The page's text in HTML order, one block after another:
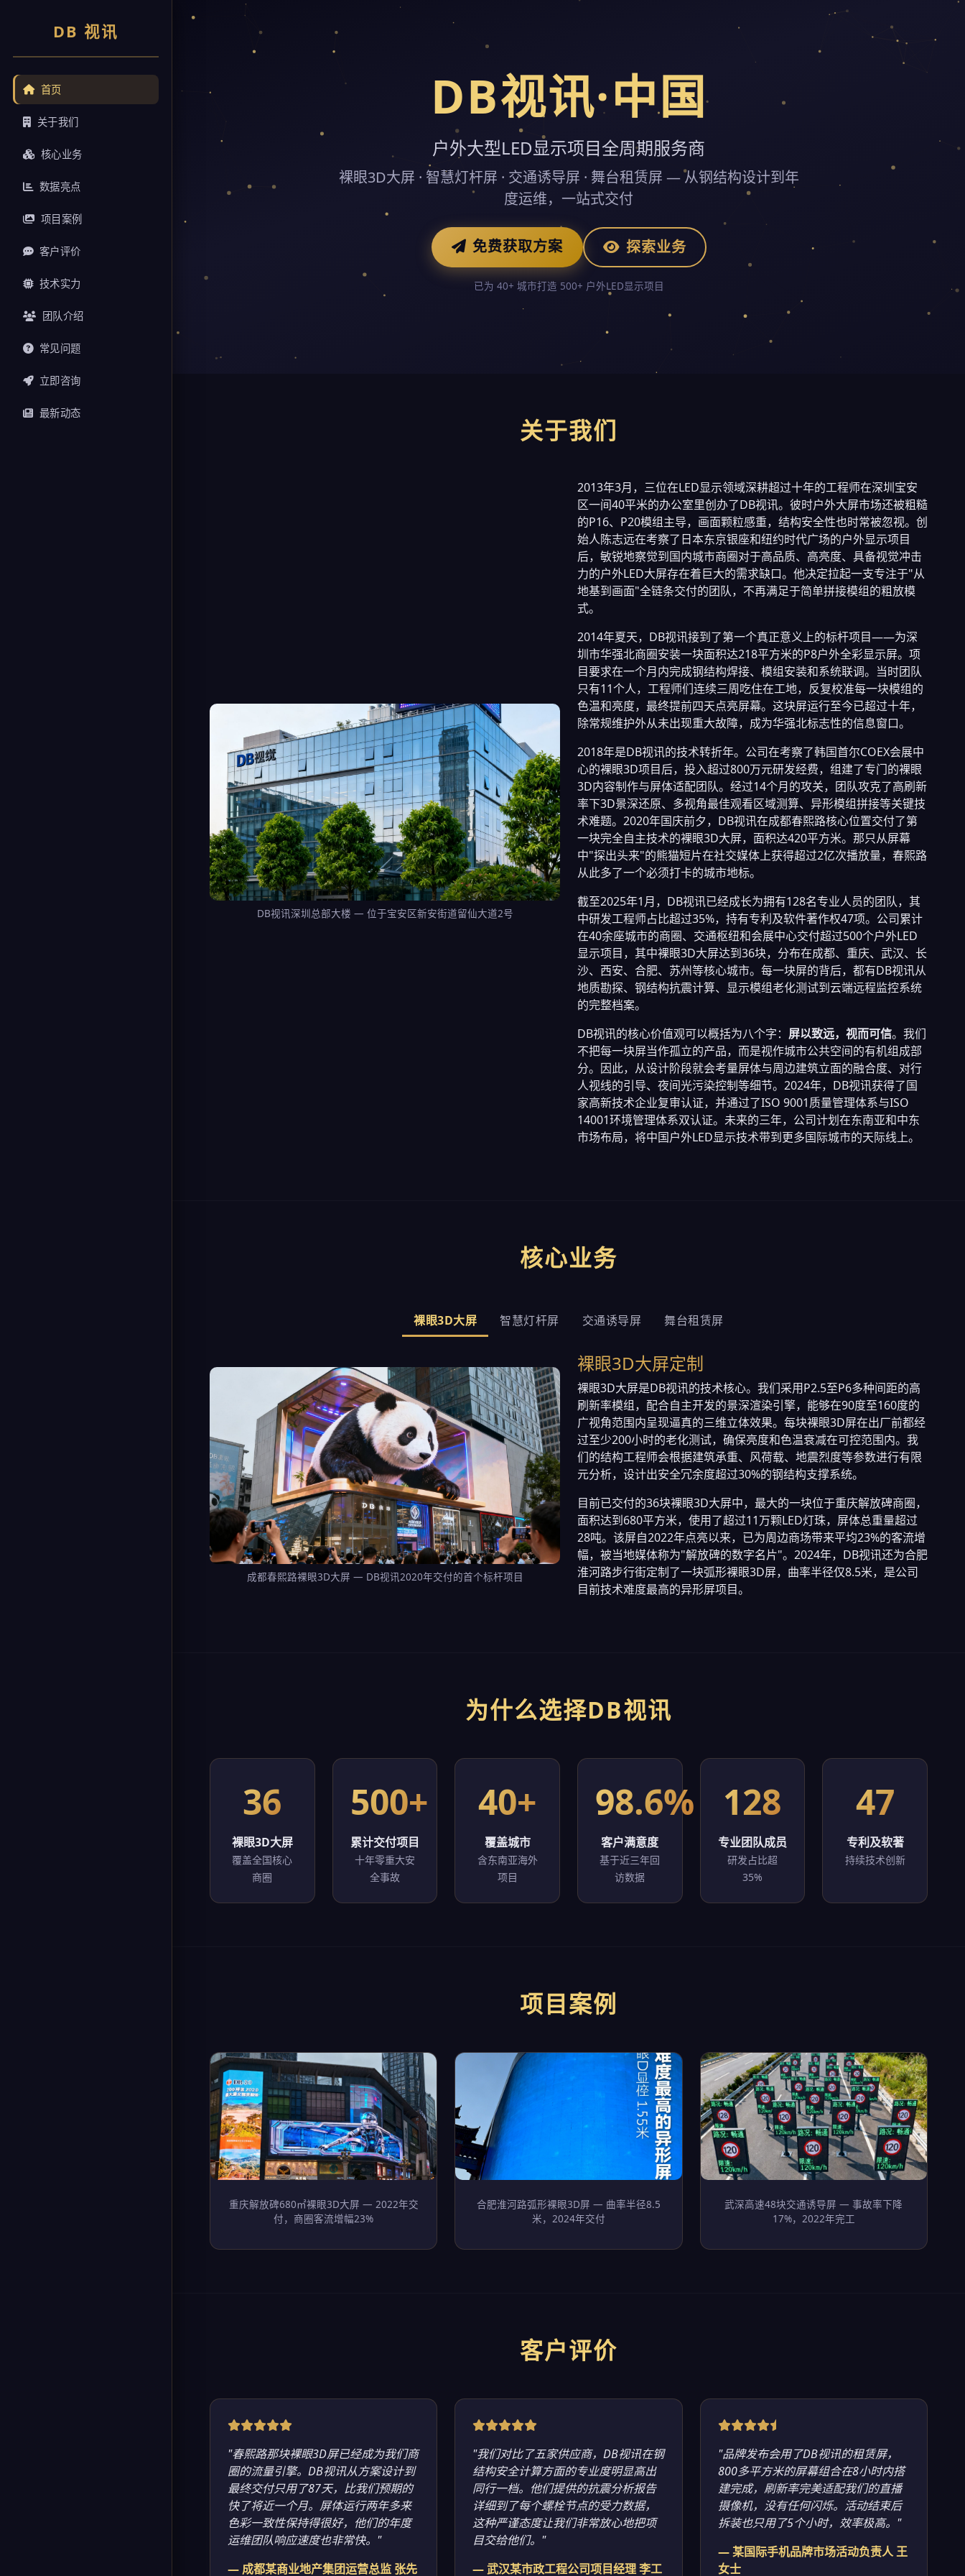
DB 视讯
首页
关于我们
核心业务
数据亮点
项目案例
客户评价
技术实力
团队介绍
常见问题
立即咨询
最新动态
DB视讯·中国
户外大型LED显示项目全周期服务商
裸眼3D大屏 · 智慧灯杆屏 · 交通诱导屏 · 舞台租赁屏 — 从钢结构设计到年
度运维，一站式交付
免费获取方案 探索业务
已为 40+ 城市打造 500+ 户外LED显示项目
关于我们
DB视讯深圳总部大楼 — 位于宝安区新安街道留仙大道2号
2013年3月，三位在LED显示领域深耕超过十年的工程师在深圳宝安
区一间40平米的办公室里创办了DB视讯。彼时户外大屏市场还被粗糙
的P16、P20模组主导，画面颗粒感重，结构安全性也时常被忽视。创
始人陈志远在考察了日本东京银座和纽约时代广场的户外显示项目
后，敏锐地察觉到国内城市商圈对于高品质、高亮度、具备视觉冲击
力的户外LED大屏存在着巨大的需求缺口。他决定拉起一支专注于"从
地基到画面"全链条交付的团队，不再满足于简单拼接模组的粗放模
式。
2014年夏天，DB视讯接到了第一个真正意义上的标杆项目——为深
圳市华强北商圈安装一块面积达218平方米的P8户外全彩显示屏。项
目要求在一个月内完成钢结构焊接、模组安装和系统联调。当时团队
只有11个人，工程师们连续三周吃住在工地，反复校准每一块模组的
色温和亮度，最终提前四天点亮屏幕。这块屏运行至今已超过十年，
除常规维护外从未出现重大故障，成为华强北标志性的信息窗口。
2018年是DB视讯的技术转折年。公司在考察了韩国首尔COEX会展中
心的裸眼3D项目后，投入超过800万元研发经费，组建了专门的裸眼
3D内容制作与屏体适配团队。经过14个月的攻关，团队攻克了高刷新
率下3D景深还原、多视角最佳观看区域测算、异形模组拼接等关键技
术难题。2020年国庆前夕，DB视讯在成都春熙路核心位置交付了第
一块完全自主技术的裸眼3D大屏，面积达420平方米。那只从屏幕
中"探出头来"的熊猫短片在社交媒体上获得超过2亿次播放量，春熙路
从此多了一个必须打卡的城市地标。
截至2025年1月，DB视讯已经成长为拥有128名专业人员的团队，其
中研发工程师占比超过35%，持有专利及软件著作权47项。公司累计
在40余座城市的商圈、交通枢纽和会展中心交付超过500个户外LED
显示项目，其中裸眼3D大屏达到36块，分布在成都、重庆、武汉、长
沙、西安、合肥、苏州等核心城市。每一块屏的背后，都有DB视讯从
地质勘探、钢结构抗震计算、显示模组老化测试到云端远程监控系统
的完整档案。
DB视讯的核心价值观可以概括为八个字： 屏以致远，视而可信。我们
不把每一块屏当作孤立的产品，而是视作城市公共空间的有机组成部
分。因此，从设计阶段就会考量屏体与周边建筑立面的融合度、对行
人视线的引导、夜间光污染控制等细节。2024年，DB视讯获得了国
家高新技术企业复审认证，并通过了ISO 9001质量管理体系与ISO
14001环境管理体系双认证。未来的三年，公司计划在东南亚和中东
市场布局，将中国户外LED显示技术带到更多国际城市的天际线上。
核心业务
裸眼3D大屏 智慧灯杆屏 交通诱导屏 舞台租赁屏
成都春熙路裸眼3D大屏 — DB视讯2020年交付的首个标杆项目
裸眼3D大屏定制
裸眼3D大屏是DB视讯的技术核心。我们采用P2.5至P6多种间距的高
刷新率模组，配合自主开发的景深渲染引擎，能够在90度至160度的
广视角范围内呈现逼真的三维立体效果。每块裸眼3D屏在出厂前都经
过至少200小时的老化测试，确保亮度和色温衰减在可控范围内。我
们的结构工程师会根据建筑承重、风荷载、地震烈度等参数进行有限
元分析，设计出安全冗余度超过30%的钢结构支撑系统。
目前已交付的36块裸眼3D大屏中，最大的一块位于重庆解放碑商圈，
面积达到680平方米，使用了超过11万颗LED灯珠，屏体总重量超过
28吨。该屏自2022年点亮以来，已为周边商场带来平均23%的客流增
幅，被当地媒体称为"解放碑的数字名片"。2024年，DB视讯还为合肥
淮河路步行街定制了一块弧形裸眼3D屏，曲率半径仅8.5米，是公司
目前技术难度最高的异形屏项目。
为什么选择DB视讯
36
裸眼3D大屏
覆盖全国核心
商圈
500+
累计交付项目
十年零重大安
全事故
40+
覆盖城市
含东南亚海外
项目
98.6%
客户满意度
基于近三年回
访数据
128
专业团队成员
研发占比超
35%
47
专利及软著
持续技术创新
项目案例
重庆解放碑680㎡裸眼3D大屏 — 2022年交
付，商圈客流增幅23%
合肥淮河路弧形裸眼3D屏 — 曲率半径8.5
米，2024年交付
武深高速48块交通诱导屏 — 事故率下降
17%，2022年完工
客户评价
"春熙路那块裸眼3D屏已经成为我们商
圈的流量引擎。DB视讯从方案设计到
最终交付只用了87天，比我们预期的
快了将近一个月。屏体运行两年多来
色彩一致性保持得很好，他们的年度
运维团队响应速度也非常快。"
— 成都某商业地产集团运营总监 张先
"我们对比了五家供应商，DB视讯在钢
结构安全计算方面的专业度明显高出
同行一档。他们提供的抗震分析报告
详细到了每个螺栓节点的受力数据，
这种严谨态度让我们非常放心地把项
目交给他们。"
— 武汉某市政工程公司项目经理 李工
"品牌发布会用了DB视讯的租赁屏，
800多平方米的屏幕组合在8小时内搭
建完成，刷新率完美适配我们的直播
摄像机，没有任何闪烁。活动结束后
拆装也只用了5个小时，效率极高。"
— 某国际手机品牌市场活动负责人 王
女士